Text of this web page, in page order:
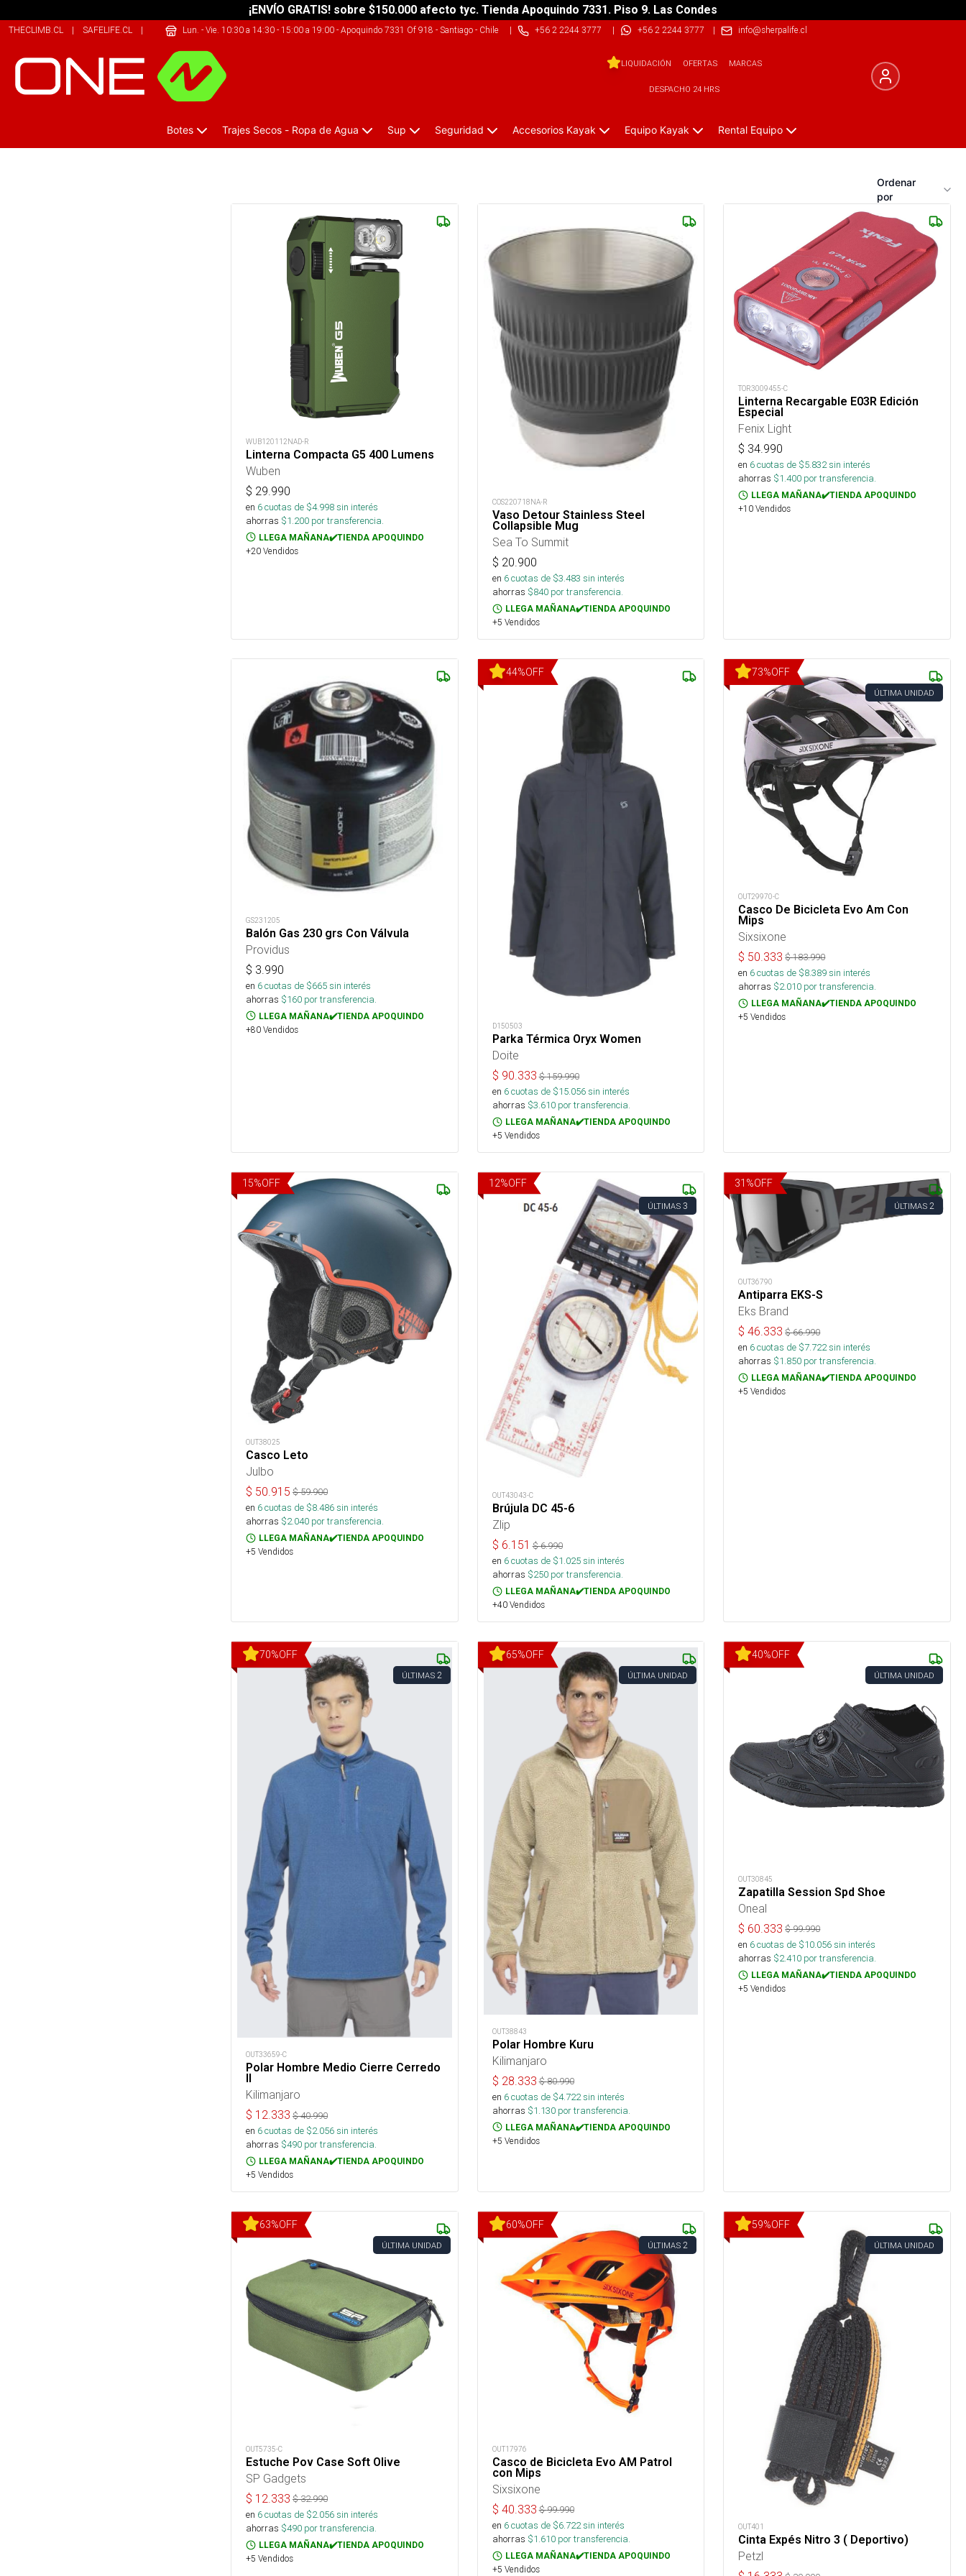
¡ENVÍO GRATIS! sobre $150.000 afecto tyc. Tienda Apoquindo 7331. Piso 9. Las Condes
THECLIMB.CL | SAFELIFE.CL | JUSTBIKE.CLLun. - Vie. 10:30 a 14:30 - 15:00 a 19:00- Apoquindo 7331 Of 918 - Santiago - Chile| +56 2 2244 3777 | +56 2 2244 3777 | info@sherpalife.cl
LIQUIDACIÓN OFERTAS MARCAS
DESPACHO 24 HRS
Botes Trajes Secos - Ropa de Agua Sup Seguridad Accesorios Kayak Equipo Kayak Rental Equipo
Ordenar
por
WUB120112NAD-R
Linterna Compacta G5 400 Lumens
Wuben
$ 29.990
en 6cuotas de $4.998sin interés
ahorras $1.200 por transferencia.
LLEGA MAÑANA✔️TIENDA APOQUINDO
+20 Vendidos
COS220718NA-R
Vaso Detour Stainless Steel
Collapsible Mug
Sea To Summit
$ 20.900
en 6cuotas de $3.483 sin interés
ahorras $840por transferencia.
LLEGA MAÑANA✔️TIENDA APOQUINDO
+5 Vendidos
TOR3009455-C
Linterna Recargable E03R Edición
Especial
Fenix Light
$ 34.990
en 6cuotas de $5.832sin interés
ahorras $1.400 por transferencia.
LLEGA MAÑANA✔️TIENDA APOQUINDO
+10 Vendidos
GS231205
Balón Gas 230 grs Con Válvula
Providus
$ 3.990
en 6cuotas de $665sin interés
ahorras $160 por transferencia.
LLEGA MAÑANA✔️TIENDA APOQUINDO
+80 Vendidos
44%OFF
D150503
Parka Térmica Oryx Women
Doite
$ 90.333 $159.990
en 6cuotas de $15.056sin interés
ahorras $3.610por transferencia.
LLEGA MAÑANA✔️TIENDA APOQUINDO
+5 Vendidos
73%OFF
ÚLTIMA UNIDAD
OUT29970-C
Casco De Bicicleta Evo Am Con
Mips
Sixsixone
$ 50.333 $183.990
en 6cuotas de $8.389sin interés
ahorras $2.010 por transferencia.
LLEGA MAÑANA✔️TIENDA APOQUINDO
+5 Vendidos
15%OFF
OUT38025
Casco Leto
Julbo
$ 50.915 $59.900
en 6cuotas de $8.486sin interés
ahorras $2.040 por transferencia.
LLEGA MAÑANA✔️TIENDA APOQUINDO
+5 Vendidos
12%OFF
ÚLTIMAS 3
OUT43043-C
Brújula DC 45-6
Zlip
$ 6.151 $6.990
en 6cuotas de $1.025sin interés
ahorras $250por transferencia.
LLEGA MAÑANA✔️TIENDA APOQUINDO
+40 Vendidos
31 %OFF
ÚLTIMAS 2
OUT36790
Antiparra EKS-S
Eks Brand
$46.333 $66.990
en 6cuotas de $7.722sin interés
ahorras $1.850 por transferencia.
LLEGA MAÑANA✔️TIENDA APOQUINDO
+5 Vendidos
70%OFF
ÚLTIMAS 2
OUT33659-C
Polar Hombre Medio Cierre Cerredo
Kilimanjaro
$ 12.333 $40.990
en 6cuotas de $2.056sin interés
ahorras $490 por transferencia.
LLEGA MAÑANA✔️TIENDA APOQUINDO
+5 Vendidos
65%OFF
ÚLTIMA UNIDAD
OUT38843
Polar Hombre Kuru
Kilimanjaro
$ 28.333 $80.990
en 6cuotas de $4.722sin interés
ahorras $1.130por transferencia.
LLEGA MAÑANA✔️TIENDA APOQUINDO
+5 Vendidos
40%OFF
ÚLTIMA UNIDAD
OUT30845
Zapatilla Session Spd Shoe
Oneal
$ 60.333 $99.990
en 6cuotas de $10.056sin interés
ahorras $2.410 por transferencia.
LLEGA MAÑANA✔️TIENDA APOQUINDO
+5 Vendidos
63%OFF
ÚLTIMA UNIDAD
OUT5735-C
Estuche Pov Case Soft Olive
SP Gadgets
$ 12.333 $32.990
en 6cuotas de $2.056sin interés
ahorras $490 por transferencia.
LLEGA MAÑANA✔️TIENDA APOQUINDO
+5 Vendidos
60%OFF
ÚLTIMAS 2
OUT17976
Casco de Bicicleta Evo AM Patrol
con Mips
Sixsixone
$ 40.333 $99.990
en 6cuotas de $6.722sin interés
ahorras $1.610por transferencia.
LLEGA MAÑANA✔️TIENDA APOQUINDO
+5 Vendidos
59%OFF
ÚLTIMA UNIDAD
OUT401
Cinta Expés Nitro 3 ( Deportivo)
Petzl